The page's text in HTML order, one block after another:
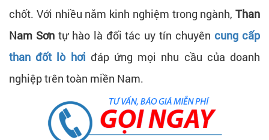
chốt. Với nhiều năm kinh nghiệm trong ngành, Than
Nam Sơntự hào là đối tác uy tín chuyêncung cấp
than đốt lò hơi đáp ứng mọi nhu cầu của doanh
nghiệp trên toàn miền Nam.